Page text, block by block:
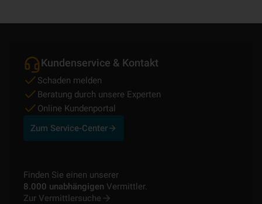
Kundenservice & Kontakt
Schaden melden
Beratung durch unsere Experten
Online Kundenportal
Zum Service-Center
Finden Sie einen unserer
8.000 unabhängigen Vermittler.
Zur Vermittlersuche